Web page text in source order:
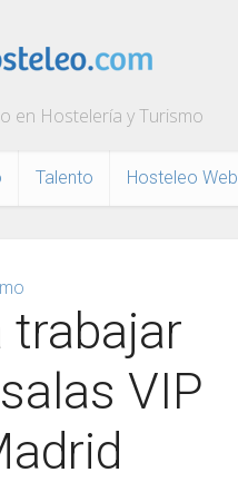
en Hostelería y Turismo
Talento Hosteleo Web
trabajar
VIP